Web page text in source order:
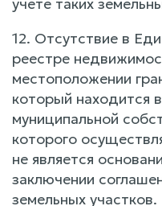
12. Отсутствие в
реестре
местоположении
который находится
муниципальной
которого
не является
заключении
земельных